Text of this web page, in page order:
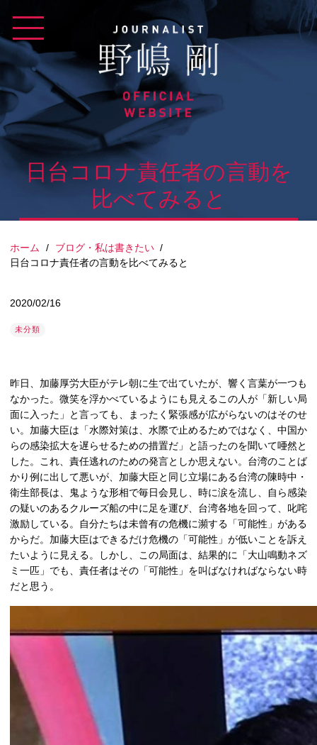
content
日台コロナ責任者の言動を
比べてみると
ホーム / ブログ・私は書きたい /
日台コロナ責任者の言動を比べてみると
2020/02/16
未分類
昨日、加藤厚労大臣がテレ朝に生で出ていたが、響く言葉が一つも
なかった。微笑を浮かべているようにも見えるこの人が「新しい局
面に入った」と言っても、まったく緊張感が広がらないのはそのせ
い。加藤大臣は「水際対策は、水際で止めるためではなく、中国か
らの感染拡大を遅らせるための措置だ」と語ったのを聞いて唖然と
した。これ、責任逃れのための発言としか思えない。台湾のことば
かり例に出して悪いが、加藤大臣と同じ立場にある台湾の陳時中・
衛生部長は、鬼ような形相で毎日会見し、時に涙を流し、自ら感染
の疑いのあるクルーズ船の中に足を運び、台湾各地を回って、叱咤
激励している。自分たちは未曾有の危機に瀕する「可能性」がある
からだ。加藤大臣はできるだけ危機の「可能性」が低いことを訴え
たいように見える。しかし、この局面は、結果的に「大山鳴動ネズ
ミ一匹」でも、責任者はその「可能性」を叫ばなければならない時
だと思う。